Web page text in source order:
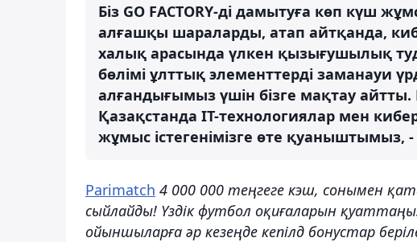
Біз GO FACTORY-ді дамытуға көп күш
алғашқы шараларды, атап айтқанда,
халық арасында үлкен қызығушылық
бөлімі ұлттық элементтерді заманауи
алғандығымыз үшін бізге мақтау айтты.
Қазақстанда IT-технологиялар мен
жұмыс істегенімізге өте қуаныштымыз,
Parimatch 4 000 000 теңгеге кэш, сонымен
сыйлайды! Үздік футбол оқиғаларын
ойыншыларға әр кезеңде кепілд бонустар